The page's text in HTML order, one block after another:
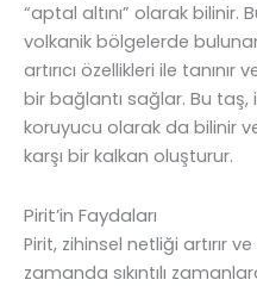
“aptal altını” olarak bilinir.
volkanik bölgelerde
artırıcı özellikleri ile
bir bağlantı sağlar. Bu
koruyucu olarak da bilinir
karşı bir kalkan oluşturur.
Pirit’in Faydaları
Pirit, zihinsel netliği artırır
zamanda sıkıntılı